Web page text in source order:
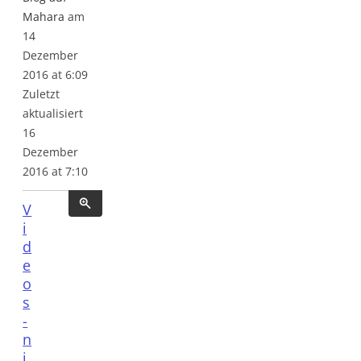
Maharaam
14
Dezember
2016 at 6:09
Zuletzt
aktualisiert
16
Dezember
2016 at 7:10
V
i
d
e
o
s
-
n